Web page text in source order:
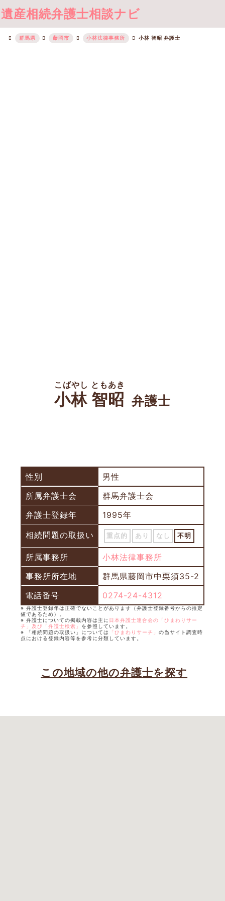
遺産相続弁護士相談ナビ
群馬県 藤岡市 小林法律事務所 小林 智昭 弁護士
小林 智昭
こばやし ともあき
弁護士
性別
男性
所属弁護士会
群馬弁護士会
弁護士登録年
1995年
相続問題の取扱い
重点的 あり なし 不明
所属事務所
小林法律事務所
事務所所在地
群馬県藤岡市中栗須35-2
電話番号
0274-24-4312
※ 弁護士登録年は正確でないことがあります（弁護士登録番号からの推定
値であるため）。
※ 弁護士についての掲載内容は主に 日本弁護士連合会の「ひまわりサー
チ」及び「弁護士検索」 を参照しています。
※ 「相続問題の取扱い」については
「ひまわりサーチ」 の当サイト調査時
点における登録内容等を参考に分類しています。
この地域の他の弁護士を探す